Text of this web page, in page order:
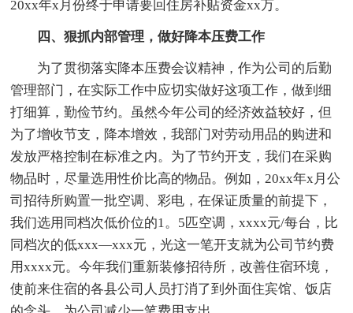
20xx年x月份终于申请要回住房补贴资金xx万。
四、狠抓内部管理，做好降本压费工作
为了贯彻落实降本压费会议精神，作为公司的后勤
管理部门，在实际工作中应切实做好这项工作，做到细
打细算，勤俭节约。虽然今年公司的经济效益较好，但
为了增收节支，降本增效，我部门对劳动用品的购进和
发放严格控制在标准之内。为了节约开支，我们在采购
物品时，尽量选用性价比高的物品。例如，20xx年x月公
司招待所购置一批空调、彩电，在保证质量的前提下，
我们选用同档次低价位的1。5匹空调，xxxx元/每台，比
同档次的低xxx—xxx元，光这一笔开支就为公司节约费
用xxxx元。今年我们重新装修招待所，改善住宿环境，
使前来住宿的各县公司人员打消了到外面住宾馆、饭店